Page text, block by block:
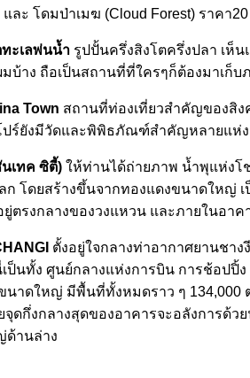
และ โดมป่าเมฆ (Cloud Forest) ราคา
ะเลพ่นน้ำ รูปปั้นครึ่งสิงโตครึ่งปลา เห็
บ้าง ถือเป็นสถานที่ที่ใครๆก็ต้องมาเก็บ
Town สถานที่ท่องเที่ยวสำคัญของสิง
ปร์ยังมีวัดและพิพิธภัณฑ์สำคัญหลายแห่ง
เทค ซิตี้) ให้ท่านได้ถ่ายภาพ น้ำพุแห่งโ
ก โดยสร้างขึ้นจากทองแดงขนาดใหญ่
ตรงกลางของวงแหวน และภายในอา
ตั้งอยู่ใจกลางท่าอากาศยานชาง
ป็นทั้ง ศูนย์กลางแห่งการบิน การช้อปปิ้
นาดใหญ่ มีพื้นที่ทั้งหมดราว ๆ 134,000
จุดกึ่งกลางสุดของอาคารจะอลังการด้ว
ด้านล่าง